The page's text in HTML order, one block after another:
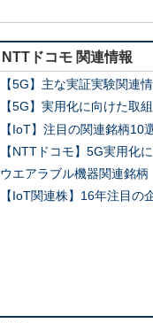
NTTドコモ 関連情報
【5G】主な実証実験関連
【5G】実用化に向けた取組
【IoT】注目の関連銘柄10
【NTTドコモ】5G実用化
ウエアラブル機器関連銘柄
【IoT関連株】16年注目の